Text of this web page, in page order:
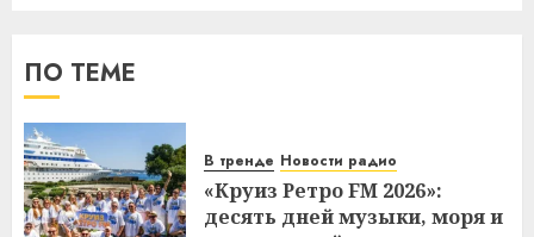
ПО ТЕМЕ
В тренде Новости радио
«Круиз Ретро FM 2026»:
десять дней музыки, моря и